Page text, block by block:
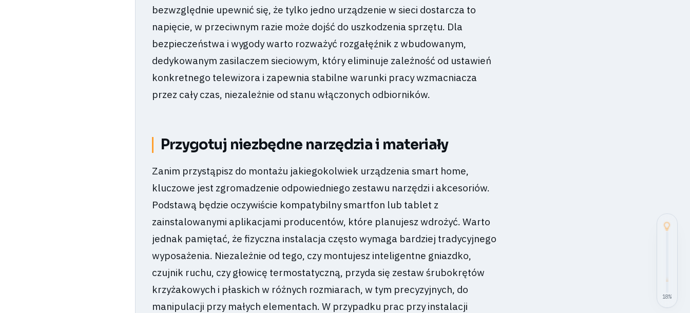
18%
bezwzględnie upewnić się, że tylko jedno urządzenie w sieci dostarcza to
napięcie, w przeciwnym razie może dojść do uszkodzenia sprzętu. Dla
bezpieczeństwa i wygody warto rozważyć rozgałęźnik z wbudowanym,
dedykowanym zasilaczem sieciowym, który eliminuje zależność od ustawień
konkretnego telewizora i zapewnia stabilne warunki pracy wzmacniacza
przez cały czas, niezależnie od stanu włączonych odbiorników.
Przygotuj niezbędne narzędzia i materiały
Zanim przystąpisz do montażu jakiegokolwiek urządzenia smart home,
kluczowe jest zgromadzenie odpowiedniego zestawu narzędzi i akcesoriów.
Podstawą będzie oczywiście kompatybilny smartfon lub tablet z
zainstalowanymi aplikacjami producentów, które planujesz wdrożyć. Warto
jednak pamiętać, że fizyczna instalacja często wymaga bardziej tradycyjnego
wyposażenia. Niezależnie od tego, czy montujesz inteligentne gniazdko,
czujnik ruchu, czy głowicę termostatyczną, przyda się zestaw śrubokrętów
krzyżakowych i płaskich w różnych rozmiarach, w tym precyzyjnych, do
manipulacji przy małych elementach. W przypadku prac przy instalacji